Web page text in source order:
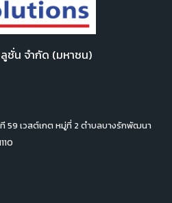
ชั่น จำกัด (มหาชน)
59 เวสต์เกต หมู่ที่ 2 ตำบลบางรักพัฒนา